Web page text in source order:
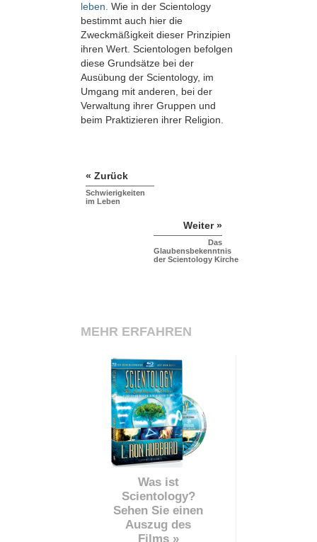
leben. Wie in der Scientology
bestimmt auch hier die
Zweckmäßigkeit dieser Prinzipien
ihren Wert. Scientologen befolgen
diese Grundsätze bei der
Ausübung der Scientology, im
Umgang mit anderen, bei der
Verwaltung ihrer Gruppen und
beim Praktizieren ihrer Religion.
« Zurück
Schwierigkeiten
im Leben
Weiter »
Das
Glaubensbekenntnis
der Scientology Kirche
MEHR ERFAHREN
Was ist
Scientology?
Sehen Sie einen
Auszug des
Films »